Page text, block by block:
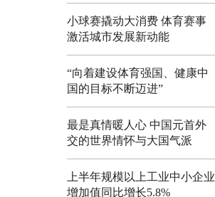
小球赛撬动大消费 体育赛事
激活城市发展新动能
“向着建设体育强国、健康中
国的目标不断迈进”
最是真情暖人心 中国元首外
交的世界情怀与大国气派
上半年规模以上工业中小企业
增加值同比增长5.8%